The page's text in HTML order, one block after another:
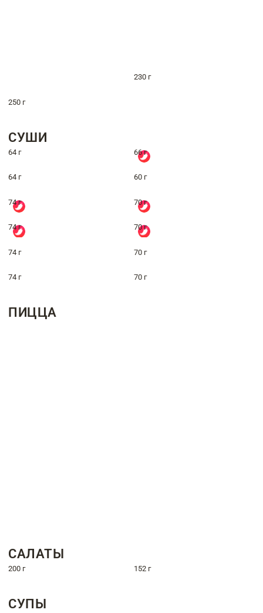
230 г
250 г
СУШИ
64 г 66 г
64 г 60 г
74 г 70 г
74 г 70 г
74 г 70 г
74 г 70 г
ПИЦЦА
САЛАТЫ
200 г 152 г
СУПЫ